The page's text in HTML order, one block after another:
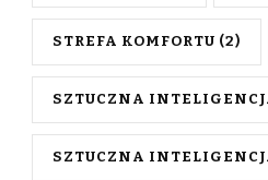
STREFA KOMFORTU (2)
SZTUCZNA
SZTUCZNA